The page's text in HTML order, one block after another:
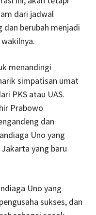
dari jadwal
berubah menjadi
menandingi
simpatisan umat
PKS atau UAS.
Prabowo
dan
Uno yang
yang baru
Uno yang
sukses, dan